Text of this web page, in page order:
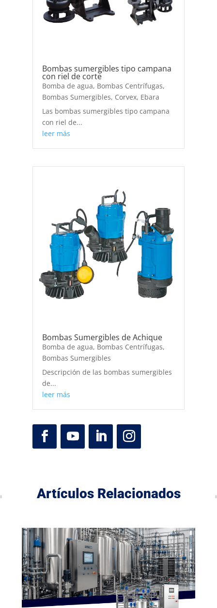
Bombas sumergibles tipo campana
con riel de corte
Bomba de agua, Bombas Centrífugas,
Bombas Sumergibles, Corvex, Ebara
Las bombas sumergibles tipo campana
con riel de...
leer más
Bombas Sumergibles de Achique
Bomba de agua, Bombas Centrífugas,
Bombas Sumergibles
Descripción de las bombas sumergibles
de...
leer más
Artículos Relacionados